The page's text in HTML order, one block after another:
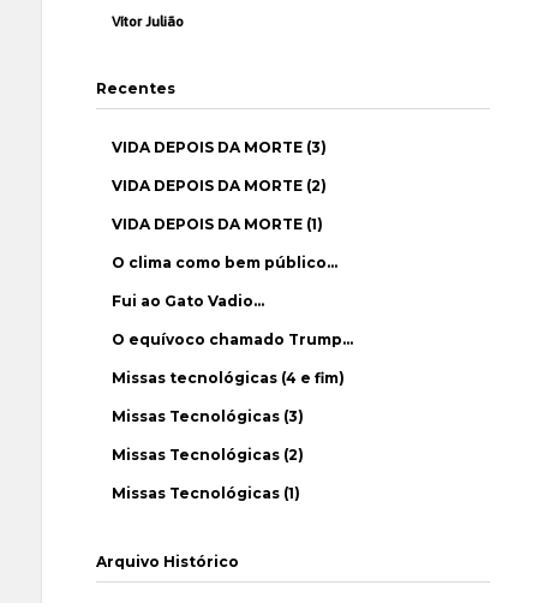
Vítor Julião
Recentes
VIDA DEPOIS DA MORTE (3)
VIDA DEPOIS DA MORTE (2)
VIDA DEPOIS DA MORTE (1)
O clima como bem público…
Fui ao Gato Vadio…
O equívoco chamado Trump…
Missas tecnológicas (4 e fim)
Missas Tecnológicas (3)
Missas Tecnológicas (2)
Missas Tecnológicas (1)
Arquivo Histórico